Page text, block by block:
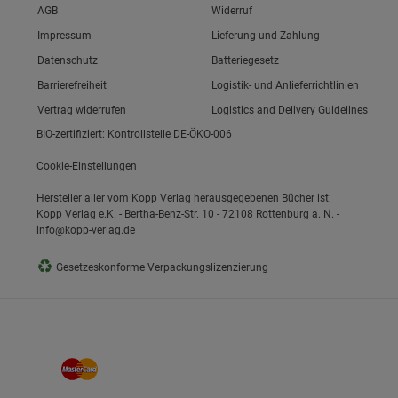
Link zum/zur
AGB
Link zum/zur
Impressum
Link zum/zur
Datenschutz
Link zum/zur
Barrierefreiheit
Vertrag widerrufen
Widerruf
Lieferung und Zahlung
Batteriegesetz
Logistik- und Anlieferrichtlinien
Logistics and Delivery Guidelines
BIO-zertifiziert: Kontrollstelle DE-ÖKO-006
Cookie-Einstellungen
Hersteller aller vom Kopp Verlag herausgegebenen Bücher ist:
Kopp Verlag e.K. - Bertha-Benz-Str. 10 - 72108 Rottenburg a. N. -
info@kopp-verlag.de
♻ Gesetzeskonforme Verpackungslizenzierung
Gruppe